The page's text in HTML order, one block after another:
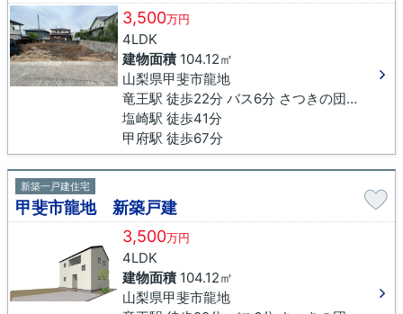
3,500万円
4LDK
建物面積104.12㎡
山梨県甲斐市龍地
竜王駅 徒歩22分 バス6分 さつきの団地下車 徒歩8分
塩崎駅 徒歩41分
甲府駅 徒歩67分
新築一戸建住宅
甲斐市龍地 新築戸建
3,500万円
4LDK
建物面積104.12㎡
山梨県甲斐市龍地